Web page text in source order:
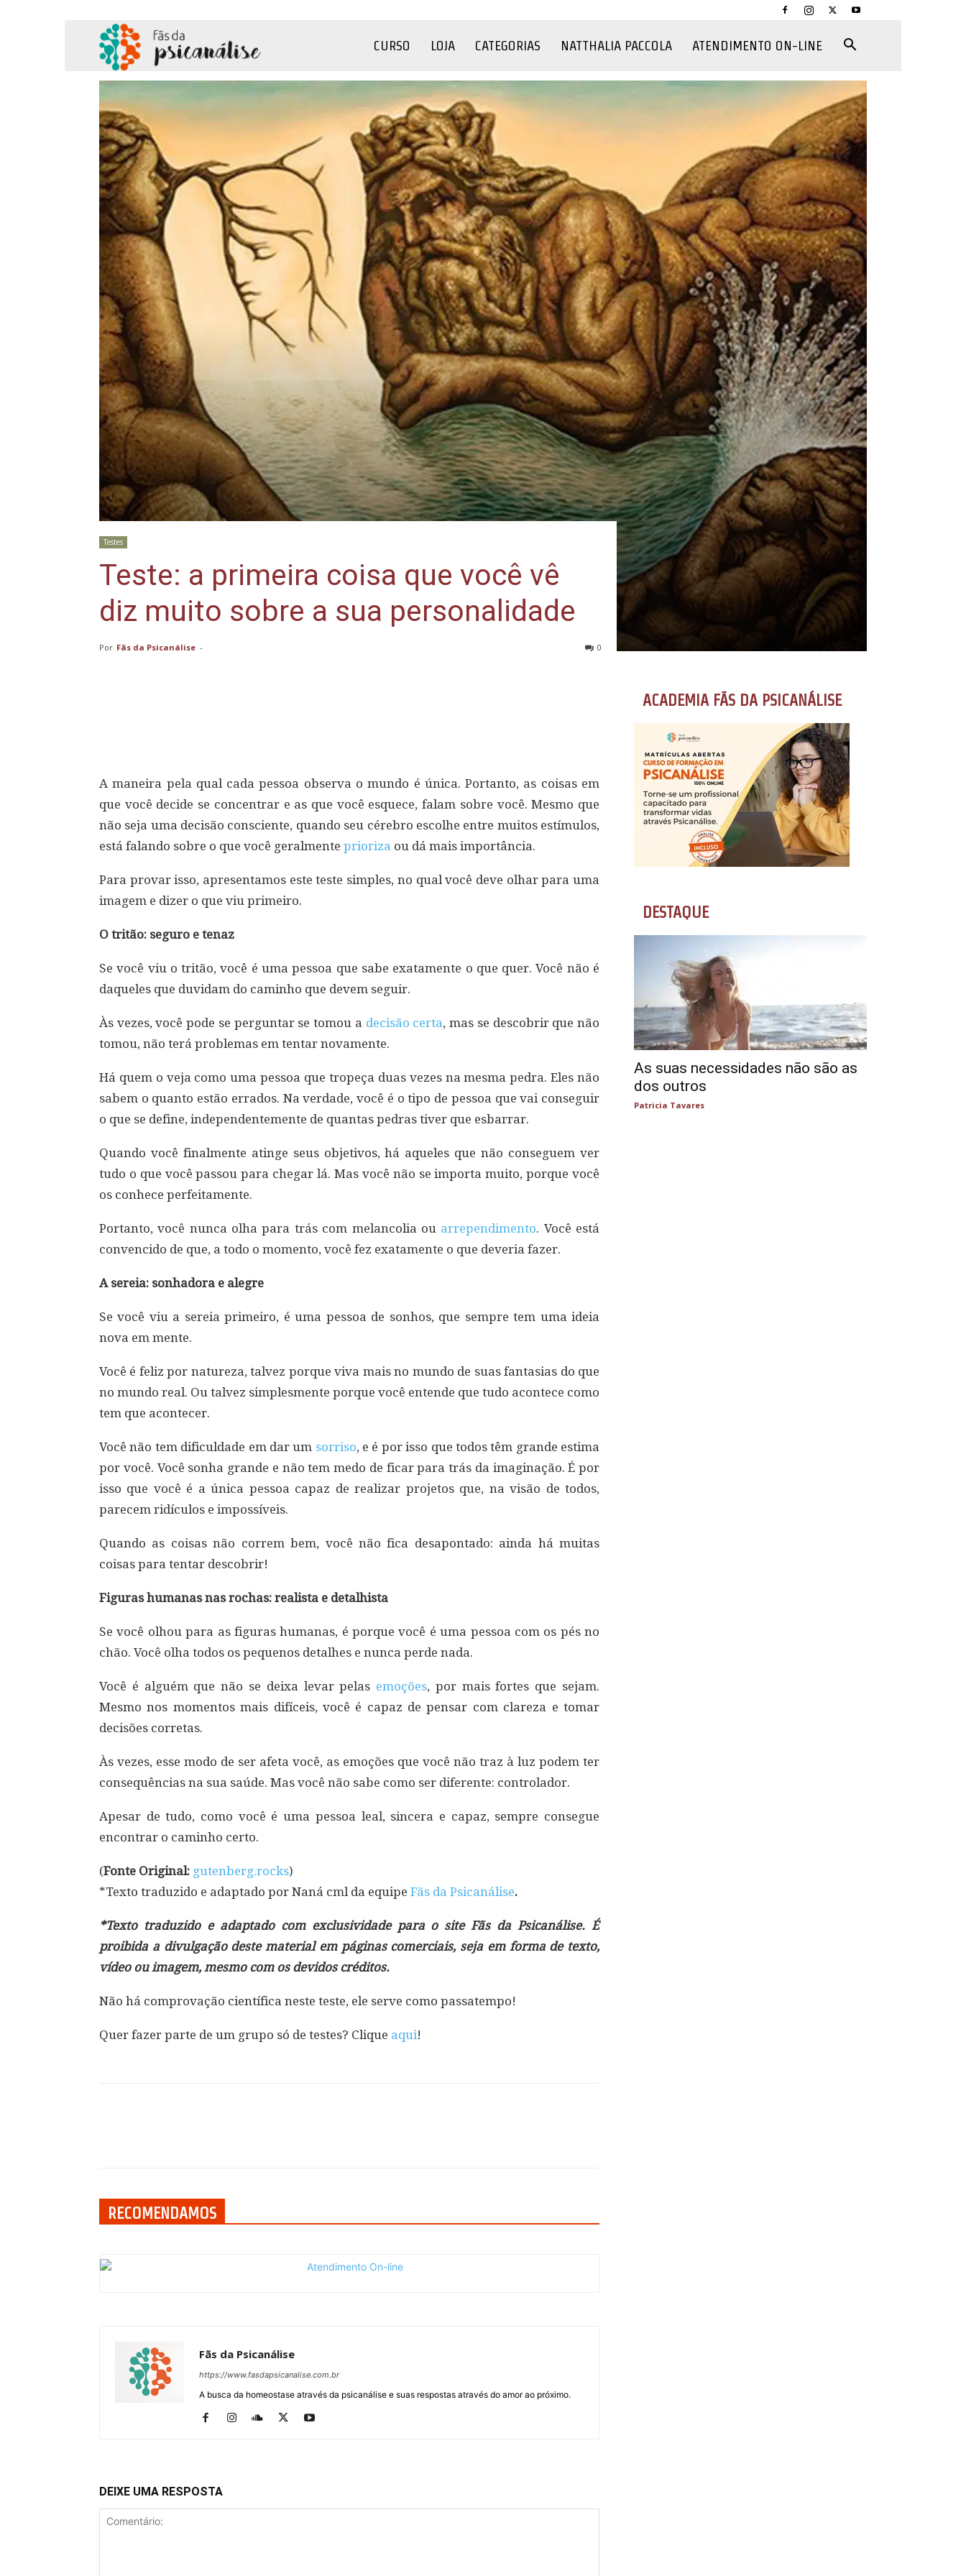
da
Psicanálise
CURSO LOJA CATEGORIAS NATTHALIA PACCOLA ATENDIMENTO ON-LINE
Testes
Teste: a primeira coisa que você vê
diz muito sobre a sua personalidade
Por Fãs da Psicanálise - 0
A maneira pela qual cada pessoa observa o mundo é única. Portanto, as coisas em
que você decide se concentrar e as que você esquece, falam sobre você. Mesmo que
não seja uma decisão consciente, quando seu cérebro escolhe entre muitos estímulos,
está falando sobre o que você geralmente prioriza ou dá mais importância.
Para provar isso, apresentamos este teste simples, no qual você deve olhar para uma
imagem e dizer o que viu primeiro.
O tritão: seguro e tenaz
Se você viu o tritão, você é uma pessoa que sabe exatamente o que quer. Você não é
daqueles que duvidam do caminho que devem seguir.
Às vezes, você pode se perguntar se tomou a decisão certa, mas se descobrir que não
tomou, não terá problemas em tentar novamente.
Há quem o veja como uma pessoa que tropeça duas vezes na mesma pedra. Eles não
sabem o quanto estão errados. Na verdade, você é o tipo de pessoa que vai conseguir
o que se define, independentemente de quantas pedras tiver que esbarrar.
Quando você finalmente atinge seus objetivos, há aqueles que não conseguem ver
tudo o que você passou para chegar lá. Mas você não se importa muito, porque você
os conhece perfeitamente.
Portanto, você nunca olha para trás com melancolia ou arrependimento. Você está
convencido de que, a todo o momento, você fez exatamente o que deveria fazer.
A sereia: sonhadora e alegre
Se você viu a sereia primeiro, é uma pessoa de sonhos, que sempre tem uma ideia
nova em mente.
Você é feliz por natureza, talvez porque viva mais no mundo de suas fantasias do que
no mundo real. Ou talvez simplesmente porque você entende que tudo acontece como
tem que acontecer.
Você não tem dificuldade em dar um sorriso, e é por isso que todos têm grande estima
por você. Você sonha grande e não tem medo de ficar para trás da imaginação. É por
isso que você é a única pessoa capaz de realizar projetos que, na visão de todos,
parecem ridículos e impossíveis.
Quando as coisas não correm bem, você não fica desapontado: ainda há muitas
coisas para tentar descobrir!
Figuras humanas nas rochas: realista e detalhista
Se você olhou para as figuras humanas, é porque você é uma pessoa com os pés no
chão. Você olha todos os pequenos detalhes e nunca perde nada.
Você é alguém que não se deixa levar pelas emoções, por mais fortes que sejam.
Mesmo nos momentos mais difíceis, você é capaz de pensar com clareza e tomar
decisões corretas.
Às vezes, esse modo de ser afeta você, as emoções que você não traz à luz podem ter
consequências na sua saúde. Mas você não sabe como ser diferente: controlador.
Apesar de tudo, como você é uma pessoa leal, sincera e capaz, sempre consegue
encontrar o caminho certo.
(Fonte Original: gutenberg.rocks)
*Texto traduzido e adaptado por Naná cml da equipe Fãs da Psicanálise.
*Texto traduzido e adaptado com exclusividade para o site Fãs da Psicanálise. É
proibida a divulgação deste material em páginas comerciais, seja em forma de texto,
vídeo ou imagem, mesmo com os devidos créditos.
Não há comprovação científica neste teste, ele serve como passatempo!
Quer fazer parte de um grupo só de testes? Clique aqui!
RECOMENDAMOS
Fãs da Psicanálise
https://www.fasdapsicanalise.com.br
A busca da homeostase através da psicanálise e suas respostas através do amor ao próximo.
DEIXE UMA RESPOSTA
ACADEMIA FÃS DA PSICANÁLISE
DESTAQUE
As suas necessidades não são as
dos outros
Patricia Tavares